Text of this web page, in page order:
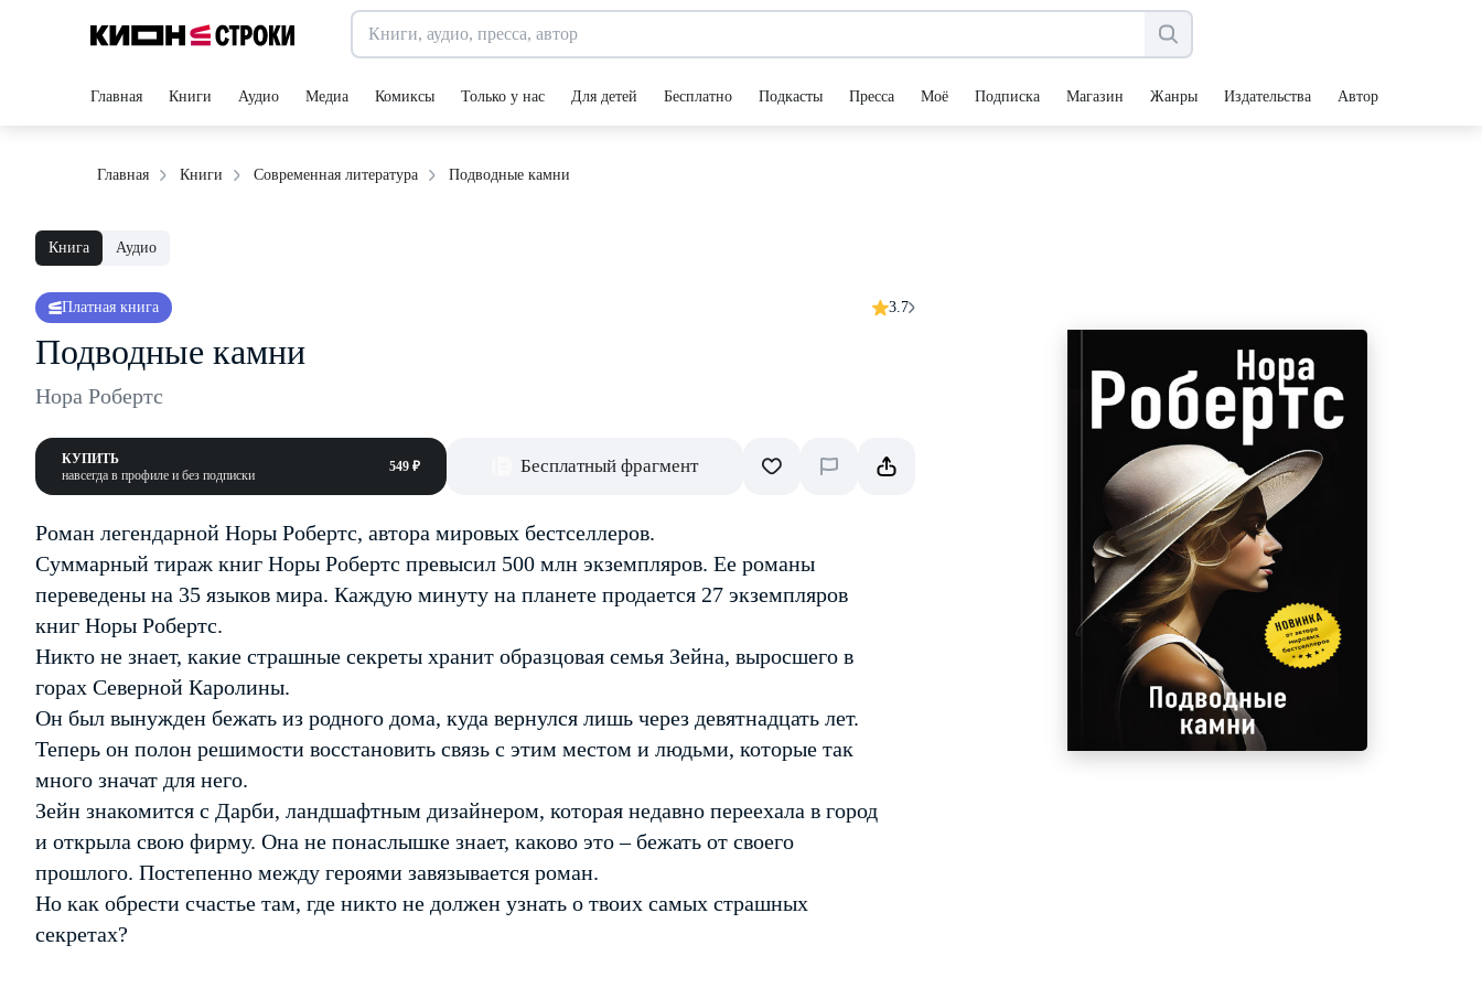
Главная Книги Аудио Медиа Комиксы Только у нас Для детей Бесплатно Подкасты Пресса Моё Подписка Магазин Жанры Издательства Авторы
Главная Книги Современная литература Подводные камни
Книга Аудио
Платная книга 3.7
Подводные камни
Нора Робертс
КУПИТЬ
навсегда в профиле и без подписки
549 ₽ Бесплатный фрагмент
Роман легендарной Норы Робертс, автора мировых бестселлеров.
Суммарный тираж книг Норы Робертс превысил 500 млн экземпляров. Ее романы
переведены на 35 языков мира. Каждую минуту на планете продается 27 экземпляров
книг Норы Робертс.
Никто не знает, какие страшные секреты хранит образцовая семья Зейна, выросшего в
горах Северной Каролины.
Он был вынужден бежать из родного дома, куда вернулся лишь через девятнадцать лет.
Теперь он полон решимости восстановить связь с этим местом и людьми, которые так
много значат для него.
Зейн знакомится с Дарби, ландшафтным дизайнером, которая недавно переехала в город
и открыла свою фирму. Она не понаслышке знает, каково это – бежать от своего
прошлого. Постепенно между героями завязывается роман.
Но как обрести счастье там, где никто не должен узнать о твоих самых страшных
секретах?